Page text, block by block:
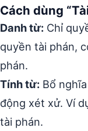
Cách dùng
Danh từ: Chỉ
quyền tài phán,
phán.
Tính từ: Bổ
động xét xử. Ví
tài phán.